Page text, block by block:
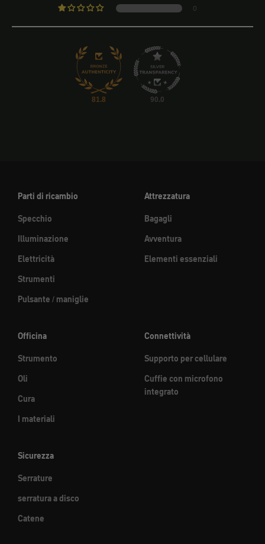
0
81.8 90.0
Parti di ricambio
Specchio
Illuminazione
Elettricità
Strumenti
Pulsante / maniglie
Attrezzatura
Bagagli
Avventura
Elementi essenziali
Officina
Strumento
Oli
Cura
I materiali
Connettività
Supporto per cellulare
Cuffie con microfono
integrato
Sicurezza
Serrature
serratura a disco
Catene